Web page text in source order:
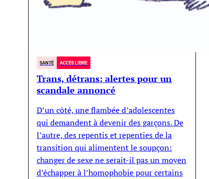
SANTÉ ACCÈS LIBRE
Trans, détrans: alertes pour un
scandale annoncé
D’un côté, une flambée d’adolescentes
qui demandent à devenir des garçons. De
l’autre, des repentis et repenties de la
transition qui alimentent le soupçon:
changer de sexe ne serait-il pas un moyen
d’échapper à l’homophobie pour certains